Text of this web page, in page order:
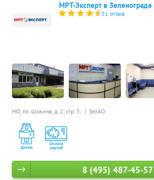
МРТ-Эксперт в Зеленограде
51 отзыв
МО, пл. Шокина, д. 2, стр. 3, ЗелАО
8 (495) 487-45-57